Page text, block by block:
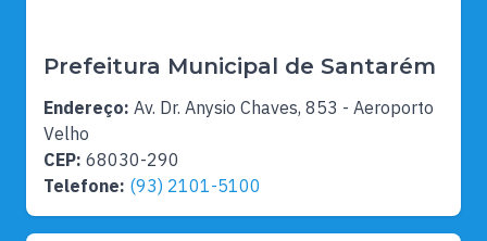
Prefeitura Municipal de Santarém
Endereço: Av. Dr. Anysio Chaves, 853 - Aeroporto
Velho
CEP: 68030-290
Telefone: (93) 2101-5100